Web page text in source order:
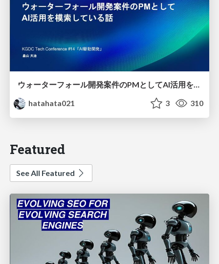
ウォーターフォール開発案件のPMとしてAI活用を模索している話
hatahata021
3 310
Featured
See All Featured